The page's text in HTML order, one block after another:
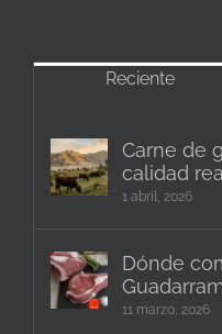
Reciente
Carne de
calidad
1 abril, 2026
Dónde
11 marzo, 2026